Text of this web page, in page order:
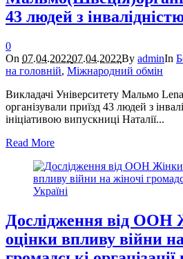
43 людей з
0
On 07.04.202207.04.2022By adminIn
на головній, Міжнародний обмін
Викладачі Університету Мальмо
організували приїзд 43 людей з
ініціативою випускниці Наталії...
Read More
Дослідження від ООН
оцінки впливу війни